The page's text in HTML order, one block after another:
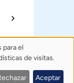
para el
de visitas.
Aceptar